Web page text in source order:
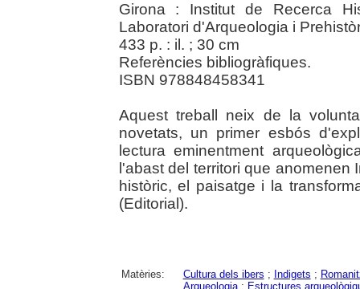
Girona : Institut de Recerca
Laboratori d'Arqueologia i
433 p. : il. ; 30 cm
Referències bibliogràfiques.
ISBN 978848458341
Aquest treball neix de la
novetats, un primer esbós
lectura eminentment
l'abast del territori que
històric, el paisatge i la
(Editorial).
Matèries: Cultura dels ibers ; Indigets ;
Arqueologia; Estructures